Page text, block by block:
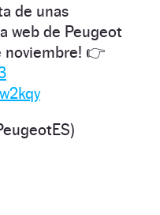
de unas
web de Peugeot
noviembre! 👉